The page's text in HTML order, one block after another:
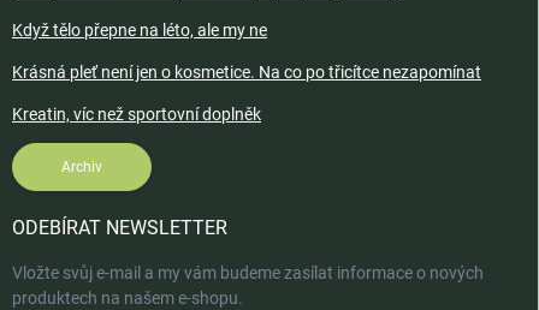
Když tělo přepne na léto, ale my ne
Krásná pleť není jen o kosmetice. Na co po třicítce nezapomínat
Kreatin, víc než sportovní doplněk
Archiv
ODEBÍRAT NEWSLETTER
Vložte svůj e-mail a my vám budeme zasílat informace o nových
produktech na našem e-shopu.